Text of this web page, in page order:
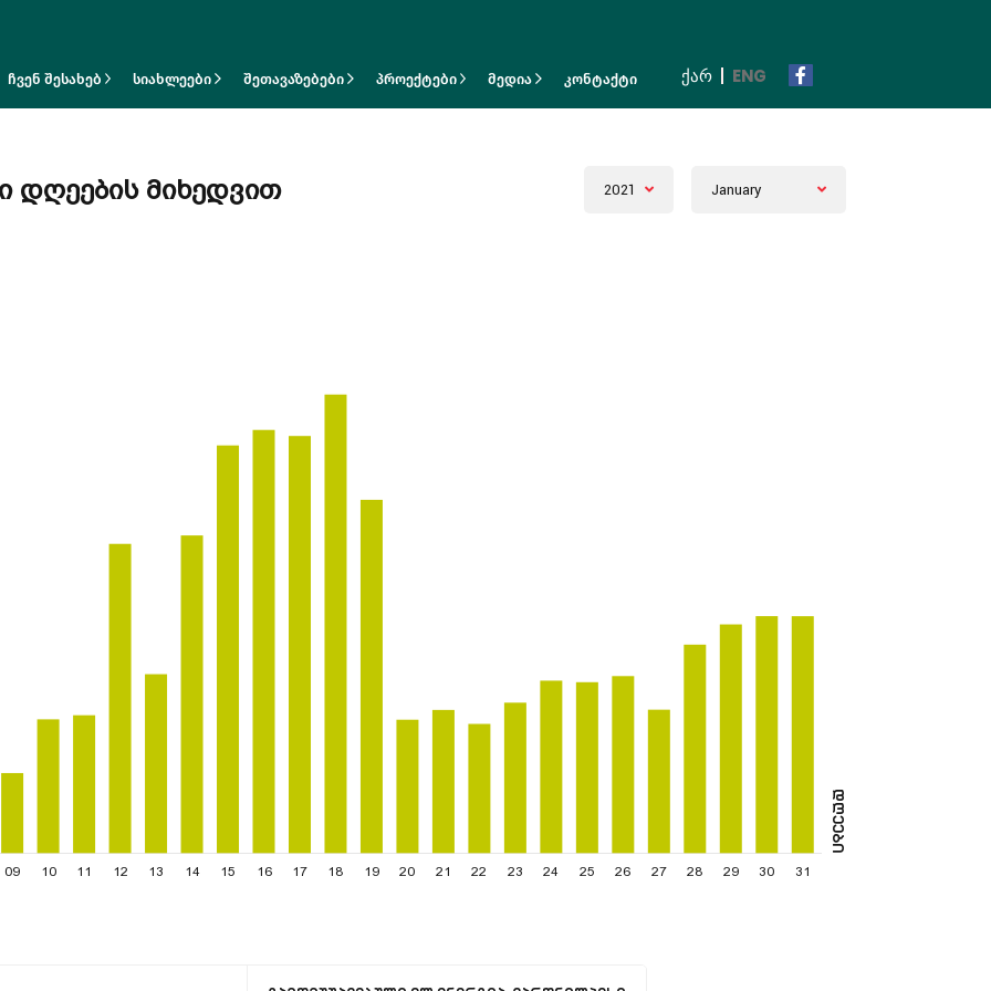
ჩვენ შესახებ სიახლეები შეთავაზებები პროექტები მედია კონტაქტი ᲥᲐᲠ ENG
Დღეების Მიხედვით 2021 January
დღეები